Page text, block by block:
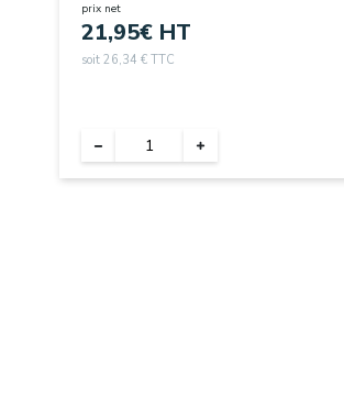
prix net
21,95€ HT
soit 26,34 € TTC